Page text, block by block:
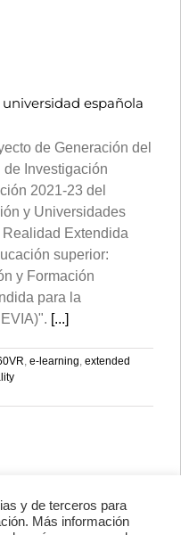
española
de Generación del
Investigación
2021-23 del
y Universidades
Extendida
superior:
y Formación
para la
[...]
e-learning extended
y de terceros para
Más información